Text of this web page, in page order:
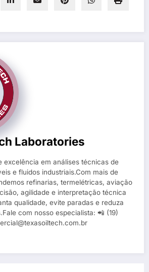
Laboratories
excelência em análises técnicas de
e fluidos industriais.Com mais de
refinarias, termelétricas, aviação
agilidade e interpretação técnica
qualidade, evite paradas e reduza
com nosso especialista: 📲 (19)